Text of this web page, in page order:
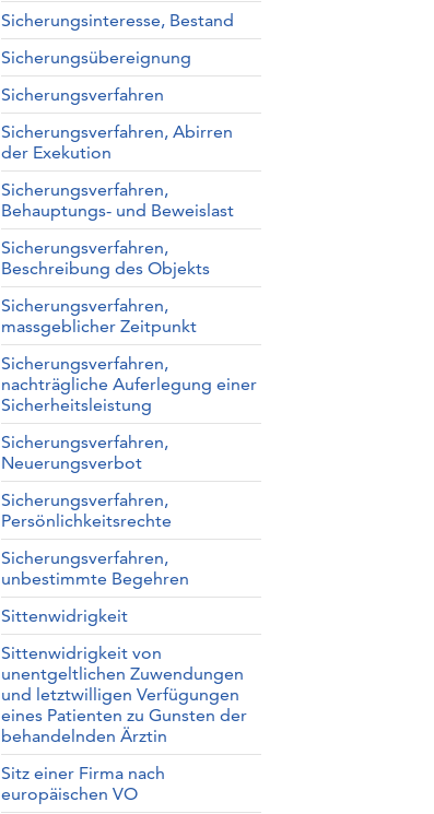
Sicherungsinteresse, Bestand
Sicherungsübereignung
Sicherungsverfahren
Sicherungsverfahren, Abirren
der Exekution
Sicherungsverfahren,
Behauptungs- und Beweislast
Sicherungsverfahren,
Beschreibung des Objekts
Sicherungsverfahren,
massgeblicher Zeitpunkt
Sicherungsverfahren,
nachträgliche Auferlegung einer
Sicherheitsleistung
Sicherungsverfahren,
Neuerungsverbot
Sicherungsverfahren,
Persönlichkeitsrechte
Sicherungsverfahren,
unbestimmte Begehren
Sittenwidrigkeit
Sittenwidrigkeit von
unentgeltlichen Zuwendungen
und letztwilligen Verfügungen
eines Patienten zu Gunsten der
behandelnden Ärztin
Sitz einer Firma nach
europäischen VO